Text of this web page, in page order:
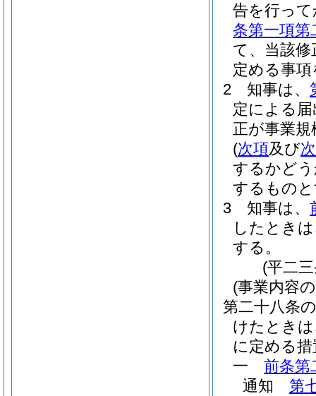
告を行っ
条第一項第
て、当該
定める事
2
知事は、
定による
正が事業
(次項及び
するかど
するもの
3
知事は、
したとき
する。
(平二
(事業内容
第二十八条
けたとき
に定める
一
前条第
通知 第